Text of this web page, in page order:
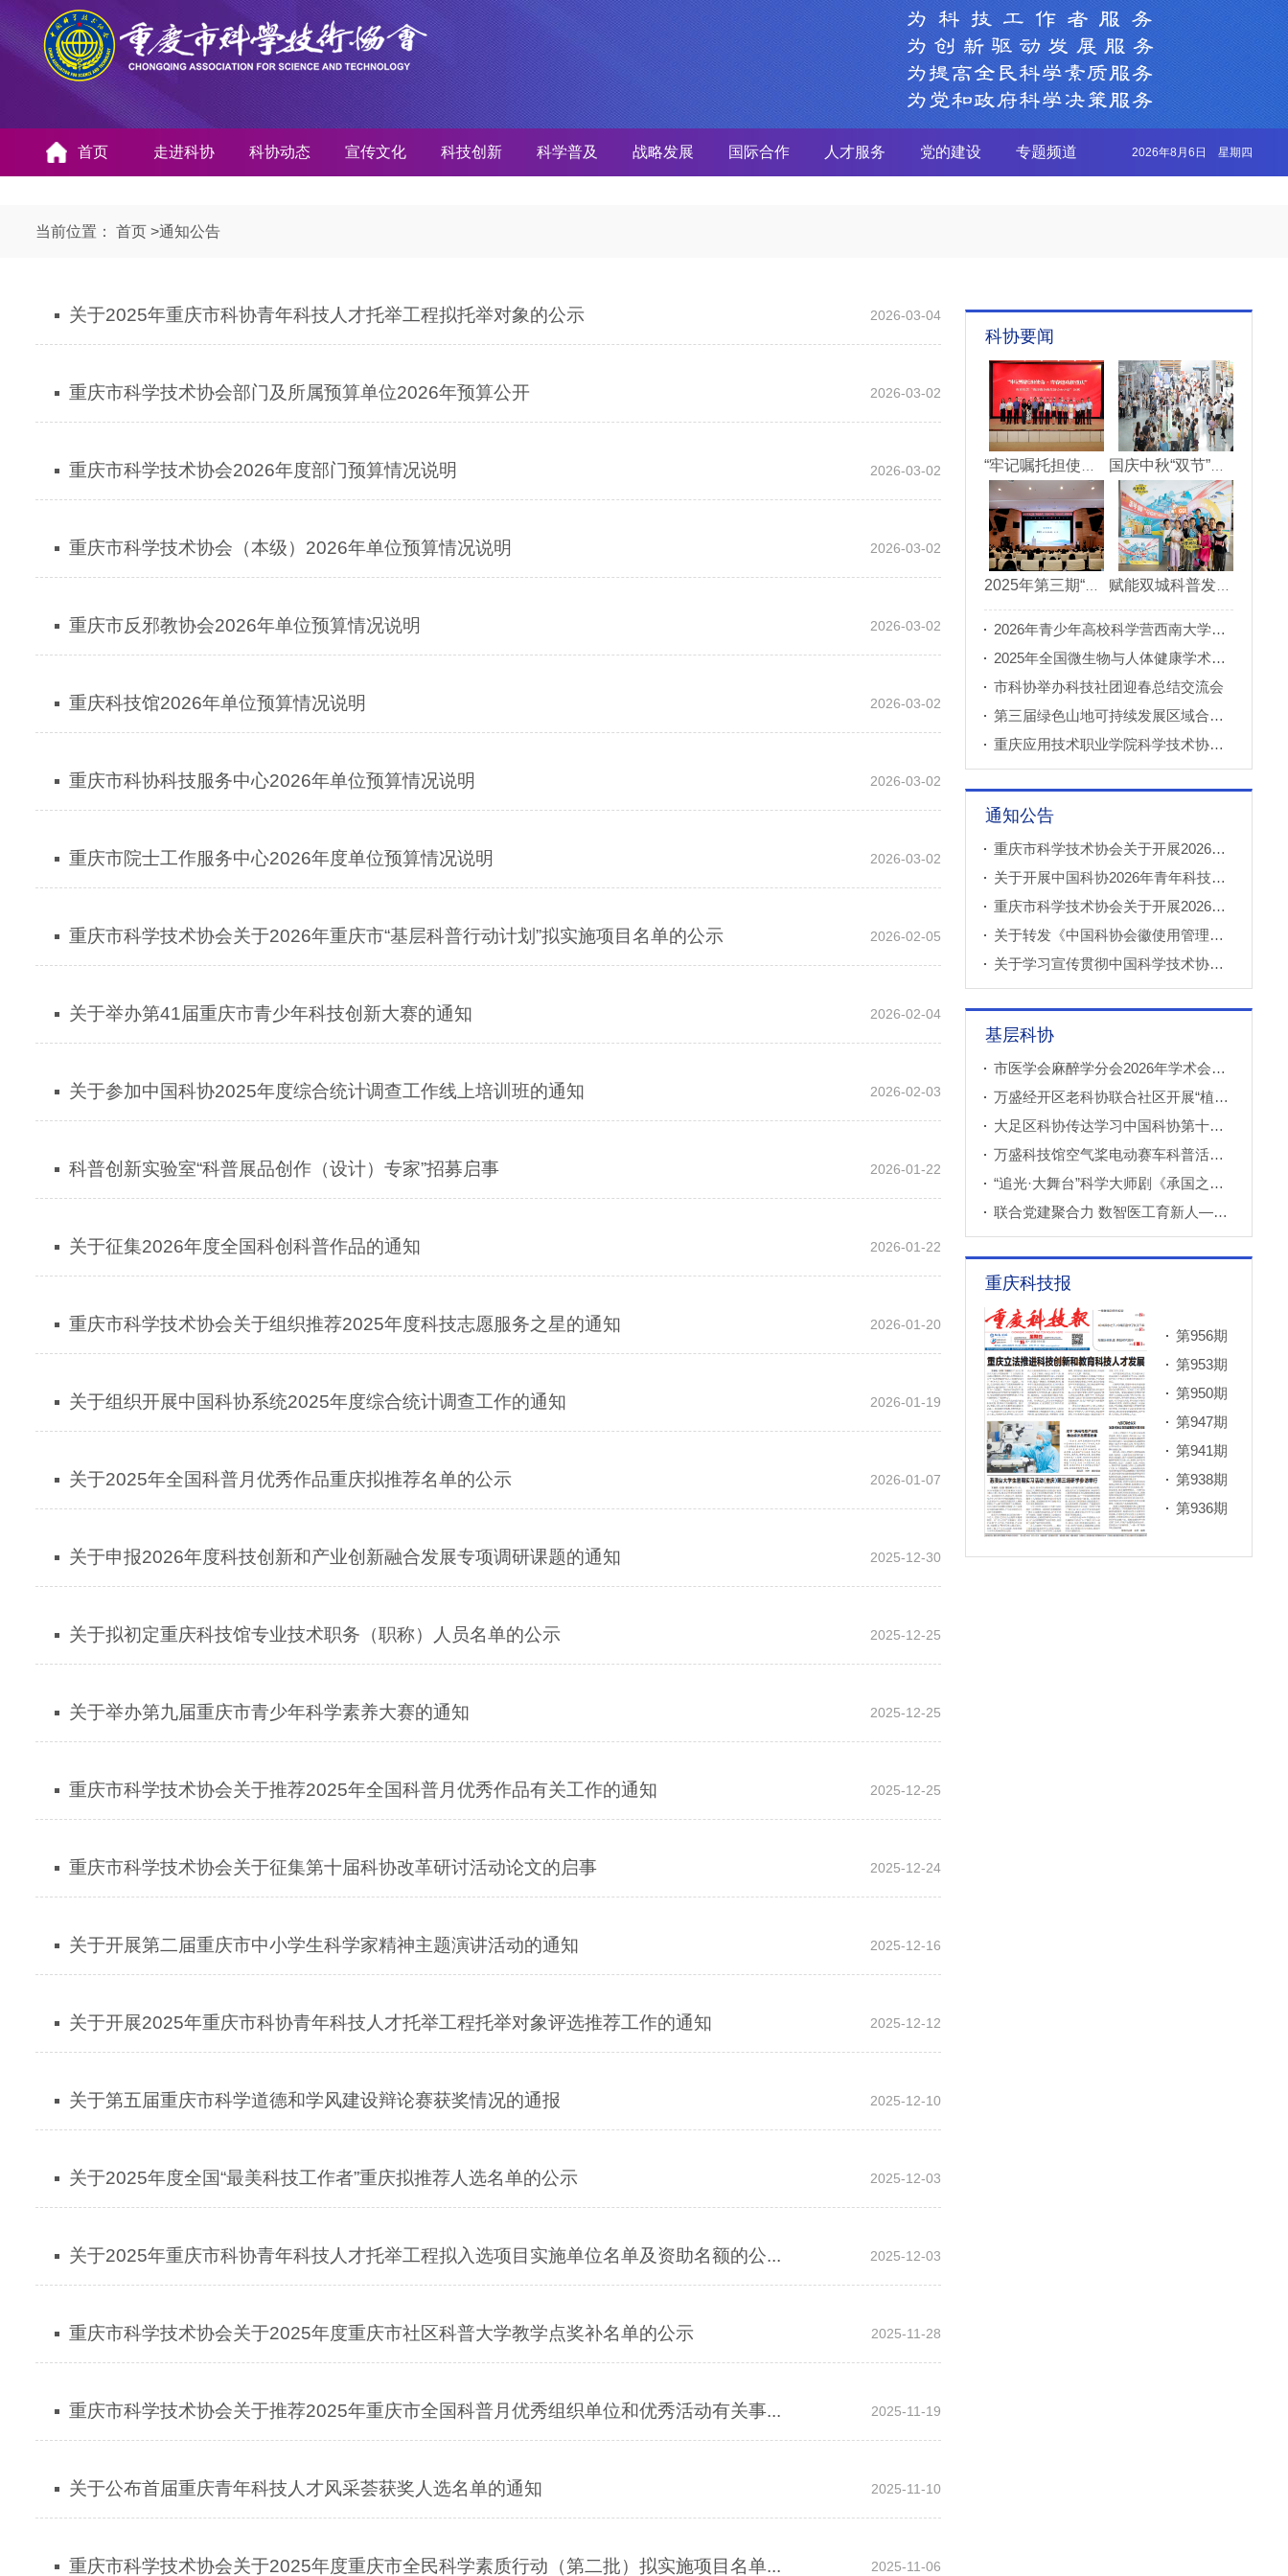
首页 走进科协 科协动态 宣传文化 科技创新 科学普及 战略发展 国际合作 人才服务 党的建设 专题频道 2026年8月6日 星期四
当前位置： 首页 >通知公告
关于2025年重庆市科协青年科技人才托举工程拟托举对象的公示 2026-03-04
重庆市科学技术协会部门及所属预算单位2026年预算公开 2026-03-02
重庆市科学技术协会2026年度部门预算情况说明 2026-03-02
重庆市科学技术协会（本级）2026年单位预算情况说明 2026-03-02
重庆市反邪教协会2026年单位预算情况说明 2026-03-02
重庆科技馆2026年单位预算情况说明 2026-03-02
重庆市科协科技服务中心2026年单位预算情况说明 2026-03-02
重庆市院士工作服务中心2026年度单位预算情况说明 2026-03-02
重庆市科学技术协会关于2026年重庆市“基层科普行动计划”拟实施项目名单的公示 2026-02-05
关于举办第41届重庆市青少年科技创新大赛的通知 2026-02-04
关于参加中国科协2025年度综合统计调查工作线上培训班的通知 2026-02-03
科普创新实验室“科普展品创作（设计）专家”招募启事 2026-01-22
关于征集2026年度全国科创科普作品的通知 2026-01-22
重庆市科学技术协会关于组织推荐2025年度科技志愿服务之星的通知 2026-01-20
关于组织开展中国科协系统2025年度综合统计调查工作的通知 2026-01-19
关于2025年全国科普月优秀作品重庆拟推荐名单的公示 2026-01-07
关于申报2026年度科技创新和产业创新融合发展专项调研课题的通知 2025-12-30
关于拟初定重庆科技馆专业技术职务（职称）人员名单的公示 2025-12-25
关于举办第九届重庆市青少年科学素养大赛的通知 2025-12-25
重庆市科学技术协会关于推荐2025年全国科普月优秀作品有关工作的通知 2025-12-25
重庆市科学技术协会关于征集第十届科协改革研讨活动论文的启事 2025-12-24
关于开展第二届重庆市中小学生科学家精神主题演讲活动的通知 2025-12-16
关于开展2025年重庆市科协青年科技人才托举工程托举对象评选推荐工作的通知 2025-12-12
关于第五届重庆市科学道德和学风建设辩论赛获奖情况的通报 2025-12-10
关于2025年度全国“最美科技工作者”重庆拟推荐人选名单的公示 2025-12-03
关于2025年重庆市科协青年科技人才托举工程拟入选项目实施单位名单及资助名额的公... 2025-12-03
重庆市科学技术协会关于2025年度重庆市社区科普大学教学点奖补名单的公示 2025-11-28
重庆市科学技术协会关于推荐2025年重庆市全国科普月优秀组织单位和优秀活动有关事... 2025-11-19
关于公布首届重庆青年科技人才风采荟获奖人选名单的通知 2025-11-10
重庆市科学技术协会关于2025年度重庆市全民科学素质行动（第二批）拟实施项目名单... 2025-11-06
科协要闻
2026年青少年高校科学营西南大学分营正式开营
2025年全国微生物与人体健康学术论坛在重庆召开
市科协举办科技社团迎春总结交流会
第三届绿色山地可持续发展区域合作国际论坛成功举办
重庆应用技术职业学院科学技术协会正式成立
通知公告
重庆市科学技术协会关于开展2026年科普创新实验室建设项目申报工作的通知
关于开展中国科协2026年青年科技人才培育工程工程师专项计划推荐工作的通知
重庆市科学技术协会关于开展2026年科技小院申报推荐工作的通知
关于转发《中国科协会徽使用管理规定》的通知
关于学习宣传贯彻中国科学技术协会第十一次全国代表大会精神的通知
基层科协
市医学会麻醉学分会2026年学术会议成功召开
万盛经开区老科协联合社区开展“植物奇妙世界”青少年科普教育课
大足区科协传达学习中国科协第十一次全国代表大会精神
万盛科技馆空气桨电动赛车科普活动进社区
“追光·大舞台”科学大师剧《承国之书》云阳、巫溪巡演成功
联合党建聚合力 数智医工育新人——重庆西部数智医疗研究院开展庆“七一”联合主题党（团）日暨正确政绩观专题学习交流活动
重庆科技报
第956期
第953期
第950期
第947期
第941期
第938期
第936期